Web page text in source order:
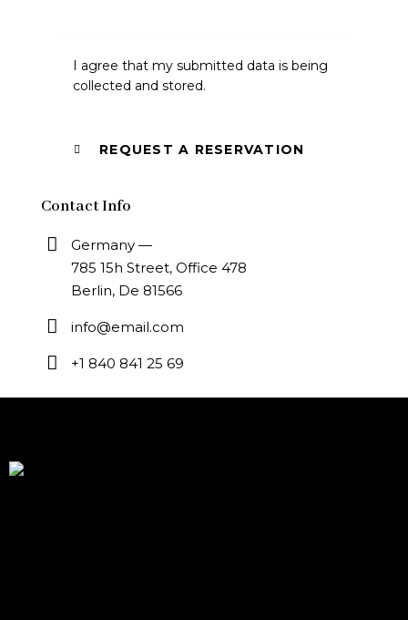
I agree that my submitted data is being
collected and stored.
Contact Info
Germany —
785 15h Street, Office 478
Berlin, De 81566
info@email.com
+1 840 841 25 69